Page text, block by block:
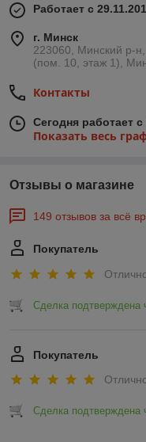
Работает с
г. Минск
223060, Минский р-
(пом. 10, этаж 1),
Контакты
Сегодня работает
Показать весь
Отзывы о магазине
149 отзывов за всё
Покупатель
Сделка подтверждена
Покупатель
Сделка подтверждена